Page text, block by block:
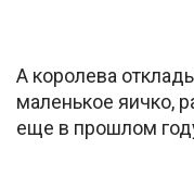
А королева
маленькое яичко,
еще в прошлом